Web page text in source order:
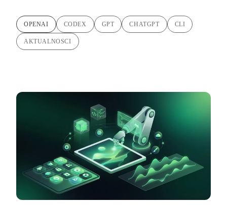
OPENAI CODEX GPT CHATGPT CLI
AKTUALNOSCI